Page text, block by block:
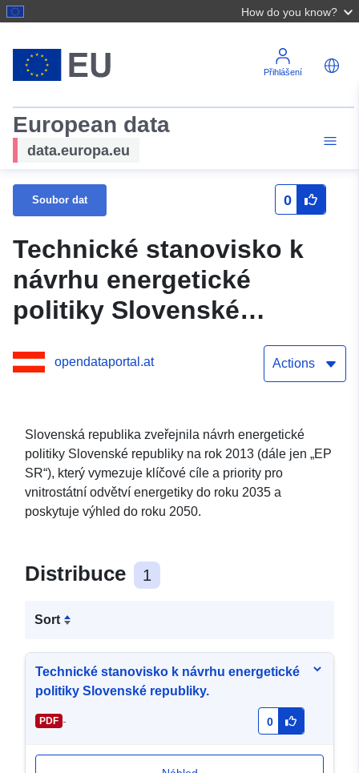
How do you know?
Přihlášení
European data
data.europa.eu
Soubor dat 0
Technické stanovisko k
návrhu energetické
politiky Slovenské
opendataportal.at Actions
Slovenská republika zveřejnila návrh energetické
politiky Slovenské republiky na rok 2013 (dále jen „EP
SR“), který vymezuje klíčové cíle a priority pro
vnitrostátní odvětví energetiky do roku 2035 a
poskytuje výhled do roku 2050.
Distribuce 1
Sort
Technické stanovisko k návrhu energetické
politiky Slovenské republiky.
PDF - 0